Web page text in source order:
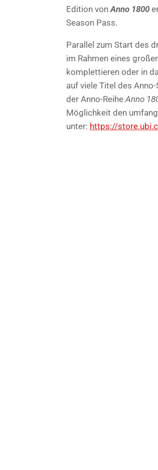
Edition von Anno 1800
Season Pass.
Parallel zum Start des
im Rahmen eines
komplettieren oder in
auf viele Titel des
der Anno-Reihe Anno
Möglichkeit den
unter: https://